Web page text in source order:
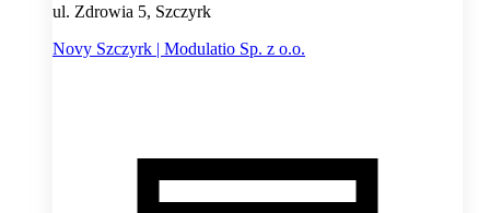
ul. Zdrowia 5, Szczyrk
Novy Szczyrk | Modulatio Sp. z o.o.